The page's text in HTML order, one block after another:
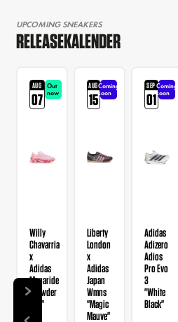
UPCOMING SNEAKERS
RELEASEKALENDER
AUG
07
Out
now
Willy
Chavarria
x
Adidas
Megaride
"Powder
Red"
AUG
15
Coming
soon
Liberty
London
x
Adidas
Japan
Wmns
"Magic
Mauve"
SEP
01
Coming
soon
Adidas
Adizero
Adios
Pro Evo
3
"White
Black"